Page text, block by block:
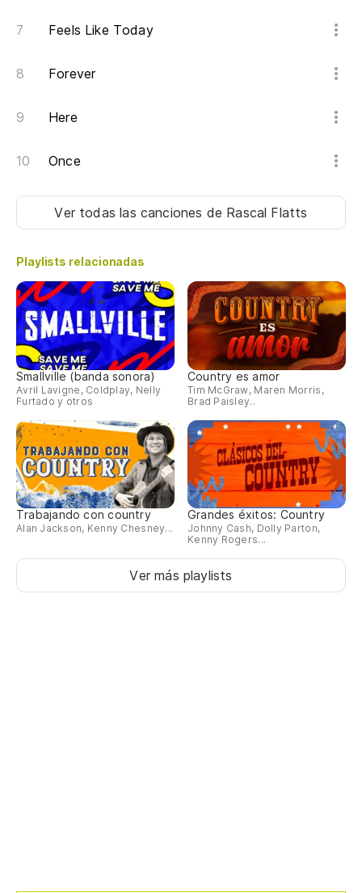
Feels Like Today
Forever
Here
Once
Ver todas las canciones de Rascal Flatts
Playlists relacionadas
Smallville (banda sonora)
Avril Lavigne, Coldplay, Nelly
Furtado y otros
Country es amor
Tim McGraw, Maren Morris,
Brad Paisley..
Trabajando con country
Alan Jackson, Kenny Chesney...
Grandes éxitos: Country
Johnny Cash, Dolly Parton,
Kenny Rogers...
Ver más playlists